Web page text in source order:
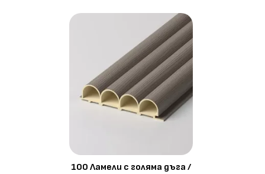
100 Ламели с голяма дъга /